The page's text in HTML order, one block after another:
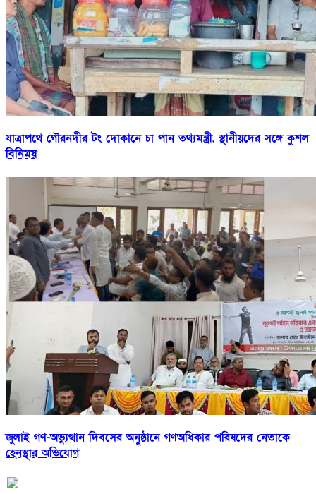
যাত্রাপথে গৌরনদীর টং দোকানে চা পান তথ্যমন্ত্রী, স্থানীয়দের সঙ্গে কুশল
বিনিময়
জুলাই গণ-অভ্যুত্থান দিবসের অনুষ্ঠানে গণঅধিকার পরিষদের নেতাকে
হেনস্থার অভিযোগ